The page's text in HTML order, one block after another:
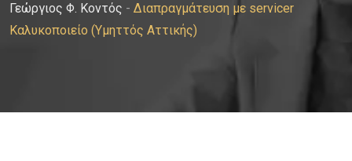
Γεώργιος Φ. Κοντός - Διαπραγμάτευση με servicer
Καλυκοποιείο (Υμηττός Αττικής)